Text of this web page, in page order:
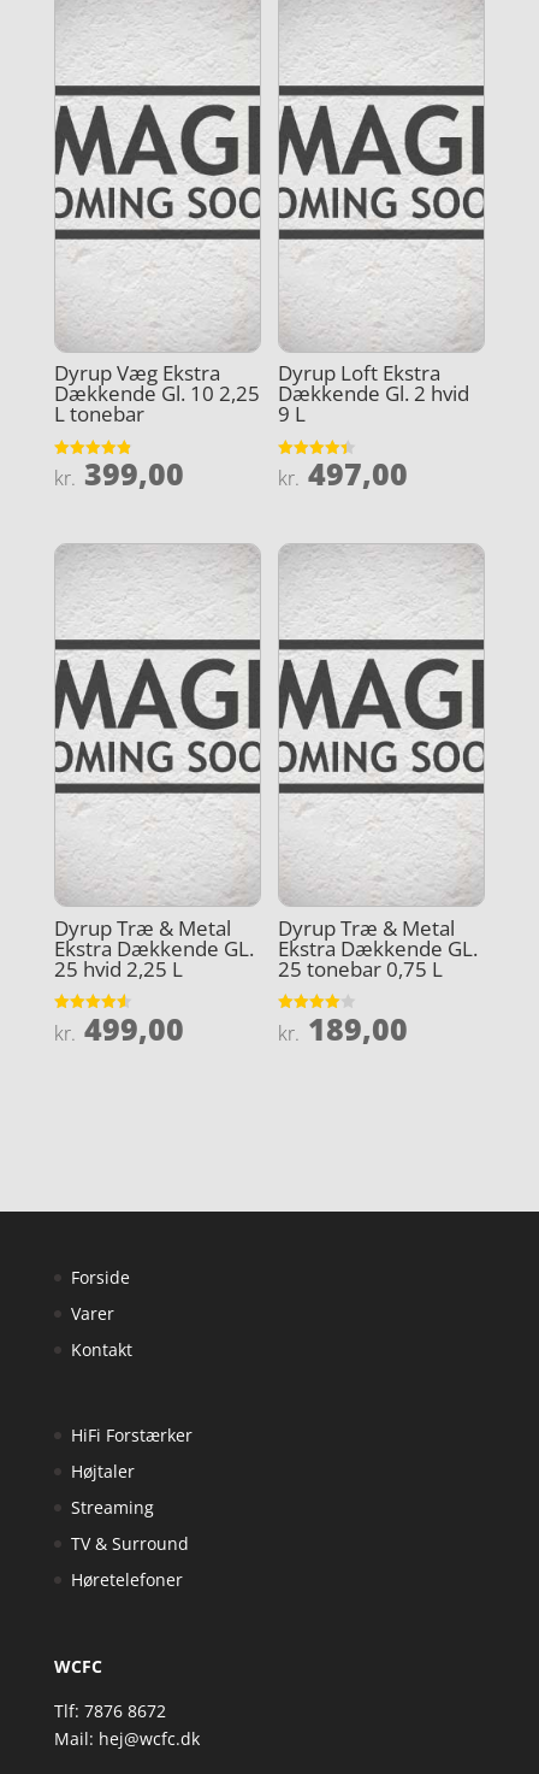
Dyrup Væg Ekstra
Dækkende Gl. 10 2,25
L tonebar
Vurderet
4.9
kr. 399,00
Dyrup Loft Ekstra
Dækkende Gl. 2 hvid
9 L
Vurderet
4.4
kr. 497,00
Dyrup Træ & Metal
Ekstra Dækkende GL.
25 hvid 2,25 L
Vurderet
4.6
kr. 499,00
Dyrup Træ & Metal
Ekstra Dækkende GL.
25 tonebar 0,75 L
Vurderet
4
kr. 189,00
Forside
Varer
Kontakt
HiFi Forstærker
Højtaler
Streaming
TV & Surround
Høretelefoner
WCFC
Tlf: 7876 8672
Mail: hej@wcfc.dk